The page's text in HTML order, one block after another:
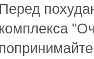
Перед
комплекса